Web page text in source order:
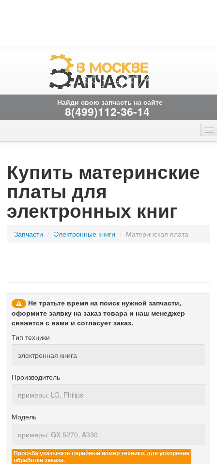
Найди свою запчасть на сайте
8(499)112-36-14
Главная страница
Купить материнские
платы для
электронных книг
Запчасти / электронные книги / материнская плата
Не тратьте время на поиск нужной запчасти,
оформите заявку на заказ товара и наш менеджер
свяжется с вами и согласует заказ.
Тип техники
Производитель
Модель
Просьба указывать серийный номер техники, для ускорения
обработки заказа.